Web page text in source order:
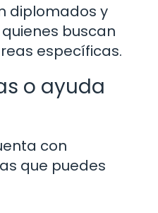
diplomados y
buscan
específicas.
o ayuda
con
que puedes